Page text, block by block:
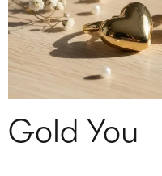
Gold You